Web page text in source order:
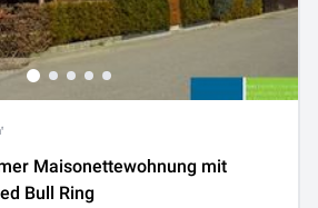
Maisonettewohnung mit
Bull Ring